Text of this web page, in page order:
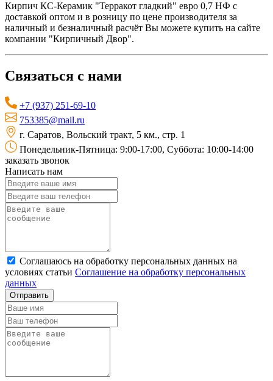
Кирпич КС-Керамик "Терракот гладкий" евро 0,7 НФ с
доставкой оптом и в розницу по цене производителя за
наличный и безналичный расчёт Вы можете купить на сайте
компании "Кирпичный Двор".
Связаться с нами
+7 (937) 251-69-10
753385@mail.ru
г. Саратов, Вольский тракт, 5 км., стр. 1
Понедельник-Пятница: 9:00-17:00, Суббота: 10:00-14:00
заказать звонок
Написать нам
Соглашаюсь на обработку персональных данных на
условиях статьи Соглашение на обработку персональных
данных
Отправить